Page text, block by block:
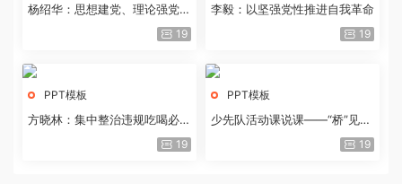
杨绍华：思想建党、理论强党的
19
李毅：以坚强党性推进自我革命
19
PPT模板
方晓林：集中整治违规吃喝必须
19
PPT模板
少先队活动课说课——“桥”见中
19